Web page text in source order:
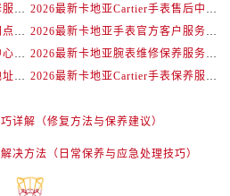
详解（修复方法与保养建议）
决方法（日常保养与应急处理技巧）